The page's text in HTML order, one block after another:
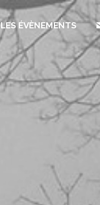
LES ÉVÈNEMENTS